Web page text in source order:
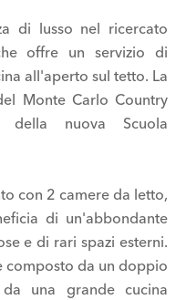
di lusso nel ricercato
offre un servizio di
all'aperto sul tetto. La
Monte Carlo Country
nuova Scuola
con 2 camere da letto,
di un'abbondante
e di rari spazi esterni.
composto da un doppio
una grande cucina